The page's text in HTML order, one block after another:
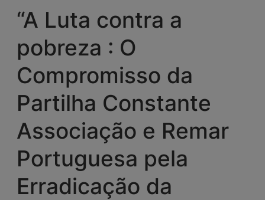
“A Luta contra a
pobreza : O
Compromisso da
Partilha Constante
Associação e Remar
Portuguesa pela
Erradicação da